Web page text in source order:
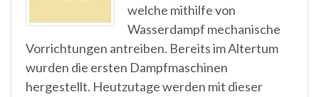
welche mithilfe von
Wasserdampf mechanische
Vorrichtungen antreiben. Bereits im Altertum
wurden die ersten Dampfmaschinen
hergestellt. Heutzutage werden mit dieser